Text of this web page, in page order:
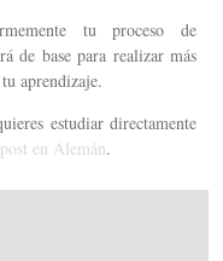
tu proceso de
de base para realizar más
aprendizaje.
estudiar directamente
en Alemán.